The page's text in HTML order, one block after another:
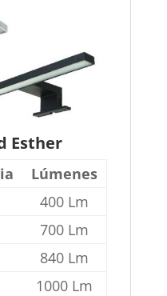
Esther
Lúmenes
400 Lm
700 Lm
840 Lm
1000 Lm